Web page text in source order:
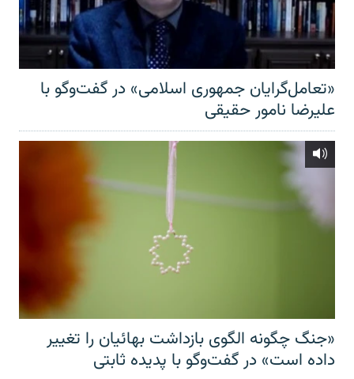
«تعامل‌گرایان جمهوری اسلامی» در گفت‌وگو با
علیرضا نامور حقیقی
«جنگ چگونه الگوی بازداشت بهائیان را تغییر
داده است» در گفت‌وگو با پدیده ثابتی